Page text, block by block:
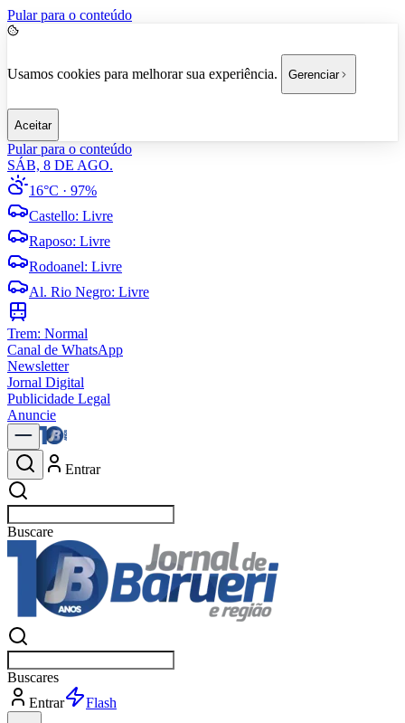
Pular para o conteúdo
Usamos cookies para melhorar sua experiência. Gerenciar
Aceitar
Pular para o conteúdo
SÁB, 8 DE AGO.
16°C · 97%
Castello: Livre
Raposo: Livre
Rodoanel: Livre
Al. Rio Negro: Livre
Trem: Normal
Canal de WhatsApp
Newsletter
Jornal Digital
Publicidade Legal
Anuncie
Entrar
Buscarnotí
Buscarnotí
Entrar
Explorar